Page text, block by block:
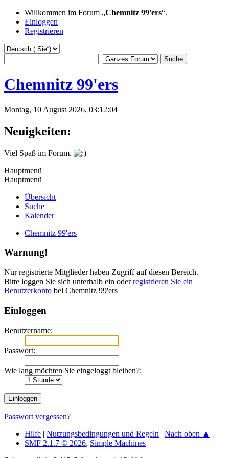
Willkommen im Forum „Chemnitz 99'ers“.
Einloggen
Registrieren
Chemnitz 99'ers
Montag, 10 August 2026, 03:12:04
Neuigkeiten:
Viel Spaß im Forum.
Hauptmenü
Hauptmenü
Übersicht
Suche
Kalender
Chemnitz 99'ers
Warnung!
Nur registrierte Mitglieder haben Zugriff auf diesen Bereich.
Bitte loggen Sie sich unterhalb ein oderregistrieren Sie ein
Benutzerkonto bei Chemnitz 99'ers
Einloggen
Benutzername:
Passwort:
Wie lang möchten Sie eingeloggt bleiben?:
Passwort vergessen?
Hilfe | Nutzungsbedingungen und Regeln | Nach oben ▲
SMF 2.1.7 © 2026, Simple Machines